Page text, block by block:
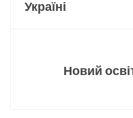
Україні
Новий